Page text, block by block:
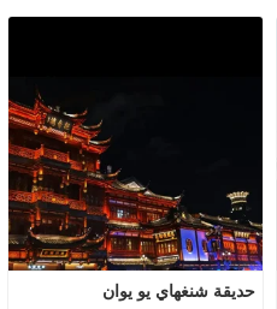
حديقة شنغهاي يو يوان